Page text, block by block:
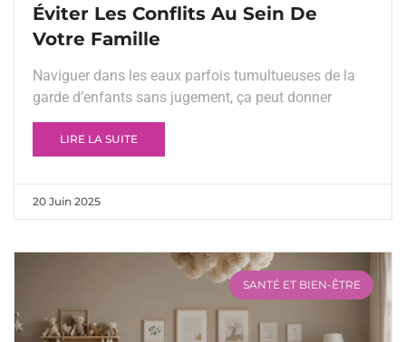
Éviter Les Conflits Au Sein De
Votre Famille
Naviguer dans les eaux parfois tumultueuses de la
garde d’enfants sans jugement, ça peut donner
LIRE LA SUITE
20 Juin 2025
SANTÉ ET BIEN-ÊTRE